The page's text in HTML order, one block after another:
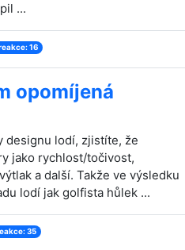
...
16
opomíjená
designu lodí, zjistíte, že
jako rychlost/točivost,
a další. Takže ve výsledku
lodí jak golfista hůlek ...
35